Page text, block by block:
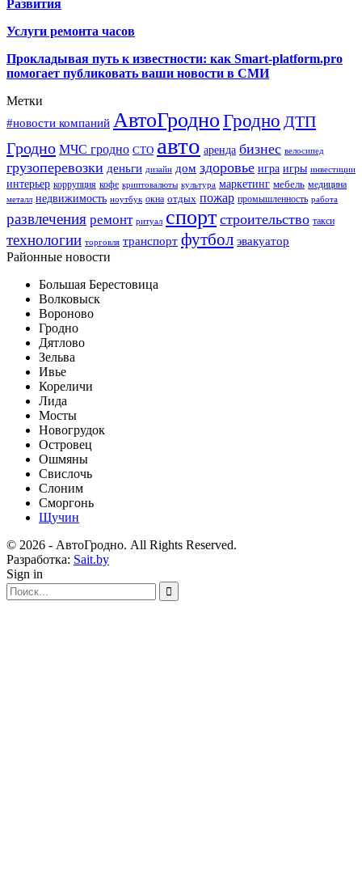
Развития
Услуги ремонта часов
Прокладывая путь к известности: как Smart-platform.pro
помогает публиковать ваши новости в СМИ
Метки
#новости компаний АвтоГродноГродно ДТП
Гродно МЧС гродно СТО авто аренда бизнес велосипед
грузоперевозки деньги дизайн дом здоровье игра игры инвестиции
интерьер коррупция кофе криптовалюты культура маркетинг мебель медицина
металл недвижимость ноутбук окна отдых пожар промышленность работа
развлечения ремонт ритуал спорт строительство такси
технологии торговля транспорт футбол эвакуатор
Районные новости
Большая Берестовица
Волковыск
Вороново
Гродно
Дятлово
Зельва
Ивье
Кореличи
Лида
Мосты
Новогрудок
Островец
Ошмяны
Свислочь
Слоним
Сморгонь
Щучин
© 2026 - АвтоГродно. All Rights Reserved.
Разработка: Sait.by
Sign in